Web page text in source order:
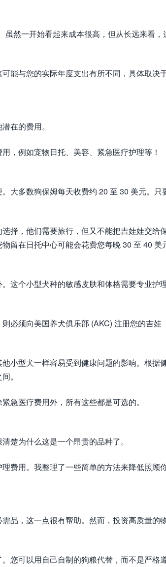
然一开始看起来成本很高，但从长远来看，
能与您的实际年度支出有所不同，具体取决
在的费用。
，例如宠物日托、美容、紧急医疗护理等！
大多数狗保姆每天收费约 20 至 30 美元。只
择，他们需要旅行，但又不能把吉娃娃交给
留在日托中心可能会花费您每晚 30 至 40 美
这个小型犬种的敏感皮肤和体格需要专业护理
必须向美国养犬俱乐部 (AKC) 注册您的吉娃
小型犬一样容易受到健康问题的影响。根据
。
急医疗费用外，所有这些都是可选的。
楚为什么这是一个昂贵的品种了。
费用。我整理了一些简单的方法来降低照顾
品，这一点很有帮助。然而，投资高质量的
您可以用自己自制的狗粮代替，而不是严格